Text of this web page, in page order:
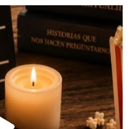
Vatican
iglesia/news/2026-
papa-viaje-